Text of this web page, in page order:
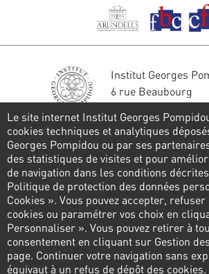
Institut Georges
6 rue Beaubourg
Tél. : 01 44 78 41 22
Restons en contact
FORMULAIRE DE CONTACT
Suivez-nous
Pied
Le site internet Institut Georges
cookies techniques et analytiques
Georges Pompidou ou par ses
des statistiques de visites et pour
de navigation dans les conditions
Politique de protection des données
Cookies ». Vous pouvez accepter,
cookies ou paramétrer vos choix en
Personnaliser ». Vous pouvez retirer à
consentement en cliquant sur Gestion
page. Continuer votre navigation sans
équivaut à un refus de dépôt des cookies.